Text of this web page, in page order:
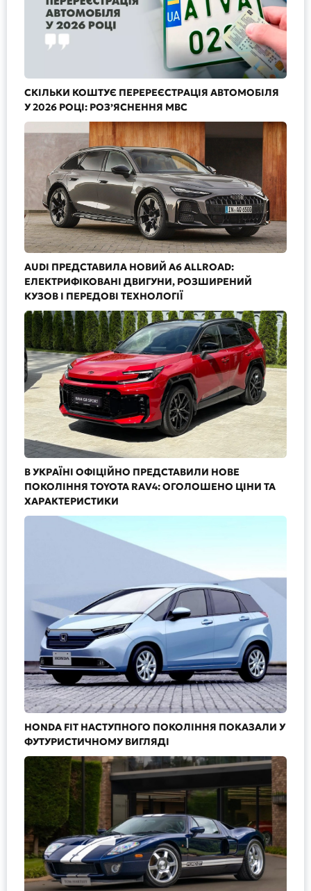
СКІЛЬКИ КОШТУЄ ПЕРЕРЕЄСТРАЦІЯ АВТОМОБІЛЯ
У 2026 РОЦІ: РОЗ’ЯСНЕННЯ МВС
AUDI ПРЕДСТАВИЛА НОВИЙ A6 ALLROAD:
ЕЛЕКТРИФІКОВАНІ ДВИГУНИ, РОЗШИРЕНИЙ
КУЗОВ І ПЕРЕДОВІ ТЕХНОЛОГІЇ
В УКРАЇНІ ОФІЦІЙНО ПРЕДСТАВИЛИ НОВЕ
ПОКОЛІННЯ TOYOTA RAV4: ОГОЛОШЕНО ЦІНИ ТА
ХАРАКТЕРИСТИКИ
HONDA FIT НАСТУПНОГО ПОКОЛІННЯ ПОКАЗАЛИ У
ФУТУРИСТИЧНОМУ ВИГЛЯДІ